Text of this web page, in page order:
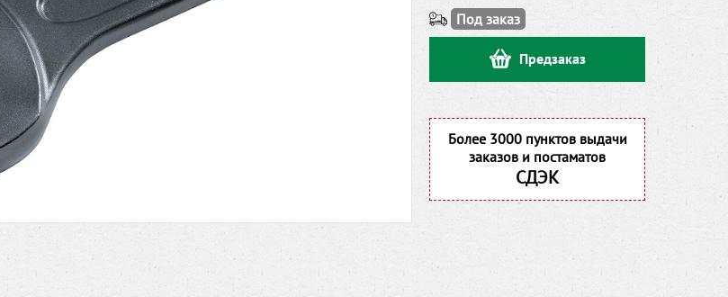
Под заказ
Предзаказ
Более 3000 пунктов выдачи
заказов и постаматов
СДЭК